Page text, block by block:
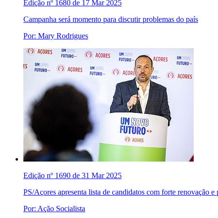
Edição nº 1680 de 17 Mar 2025
Campanha será momento para discutir problemas do país
Por: Mary Rodrigues
Edição nº 1690 de 31 Mar 2025
PS/Açores apresenta lista de candidatos com forte renovação e
Por: Ação Socialista